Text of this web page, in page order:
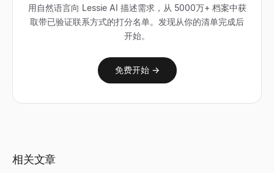
用自然语言向 Lessie AI 描述需求，从 5000万+ 档案中获
取带已验证联系方式的打分名单。发现从你的清单完成后
开始。
免费开始 →
相关文章